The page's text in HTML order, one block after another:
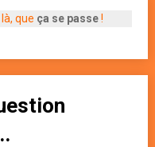
que ça se passe!